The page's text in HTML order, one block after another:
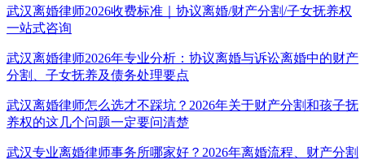
武汉离婚律师2026收费标准｜协议离婚/财产分割/子女抚养权
一站式咨询
武汉离婚律师2026年专业分析：协议离婚与诉讼离婚中的财产
分割、子女抚养及债务处理要点
武汉离婚律师怎么选才不踩坑？2026年关于财产分割和孩子抚
养权的这几个问题一定要问清楚
武汉专业离婚律师事务所哪家好？2026年离婚流程、财产分割